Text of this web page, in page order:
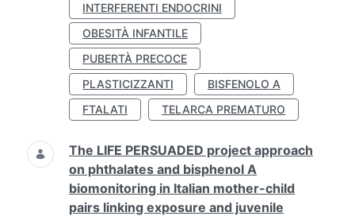
INTERFERENTI ENDOCRINI
OBESITÀ INFANTILE
PUBERTÀ PRECOCE
PLASTICIZZANTI
BISFENOLO A
FTALATI
TELARCA PREMATURO
The LIFE PERSUADED project approach
on phthalates and bisphenol A
biomonitoring in Italian mother-child
pairs linking exposure and juvenile